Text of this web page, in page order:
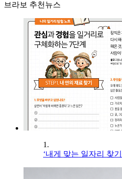
브라보 추천뉴스
1.
‘내게 맞는 일자리 찾